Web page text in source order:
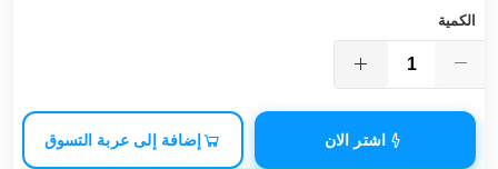
الكمية
اشتر الان إضافة إلى عربة التسوق